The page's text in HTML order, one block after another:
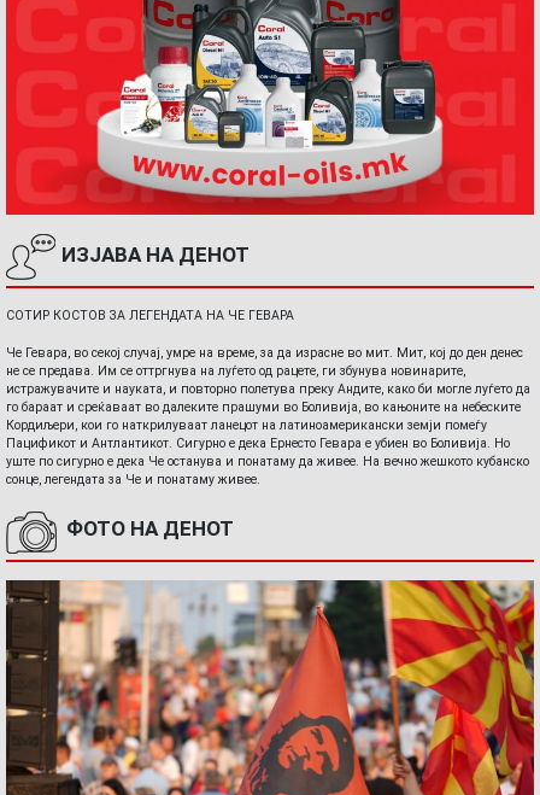
ИЗЈАВА НА ДЕНОТ
СОТИР КОСТОВ ЗА ЛЕГЕНДАТА НА ЧЕ ГЕВАРА
Че Гевара, во секој случај, умре на време, за да израсне во мит. Мит, кој до ден денес
не се предава. Им се оттргнува на луѓето од рацете, ги збунува новинарите,
истражувачите и науката, и повторно полетува преку Андите, како би могле луѓето да
го бараат и среќаваат во далеките прашуми во Боливија, во кањоните на небеските
Кордиљери, кои го наткрилуваат ланецот на латиноамерикански земји помеѓу
Пацификот и Антлантикот. Сигурно е дека Ернесто Гевара е убиен во Боливија. Но
уште по сигурно е дека Че останува и понатаму да живее. На вечно жешкото кубанско
сонце, легендата за Че и понатаму живее.
ФОТО НА ДЕНОТ